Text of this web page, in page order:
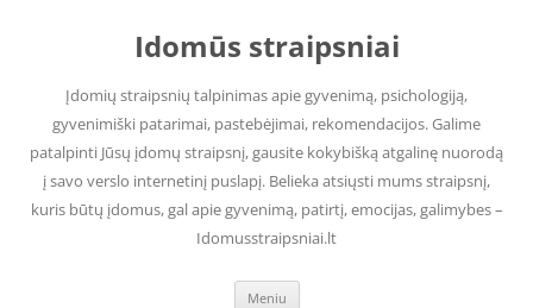
Idomūs straipsniai
Įdomių straipsnių talpinimas apie gyvenimą, psichologiją,
gyvenimiški patarimai, pastebėjimai, rekomendacijos. Galime
patalpinti Jūsų įdomų straipsnį, gausite kokybišką atgalinę nuorodą
į savo verslo internetinį puslapį. Belieka atsiųsti mums straipsnį,
kuris būtų įdomus, gal apie gyvenimą, patirtį, emocijas, galimybes –
Idomusstraipsniai.lt
Meniu